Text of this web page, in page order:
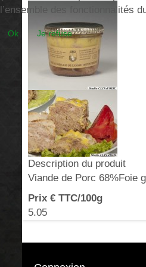
Description du produit
Viande de Porc 68%Foie
Prix € TTC/100g
5.05
l’ensemble des fonctionnalités
Ok Je refuse